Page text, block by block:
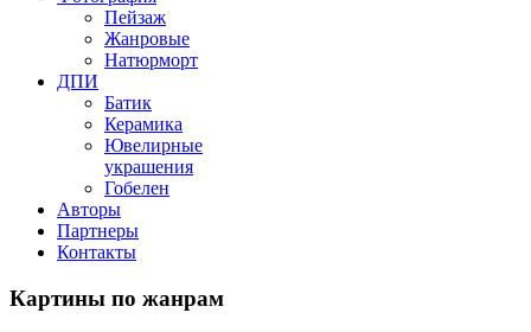
Пейзаж
Жанровые
Натюрморт
ДПИ
Батик
Керамика
Ювелирные
украшения
Гобелен
Авторы
Партнеры
Контакты
Картины по жанрам